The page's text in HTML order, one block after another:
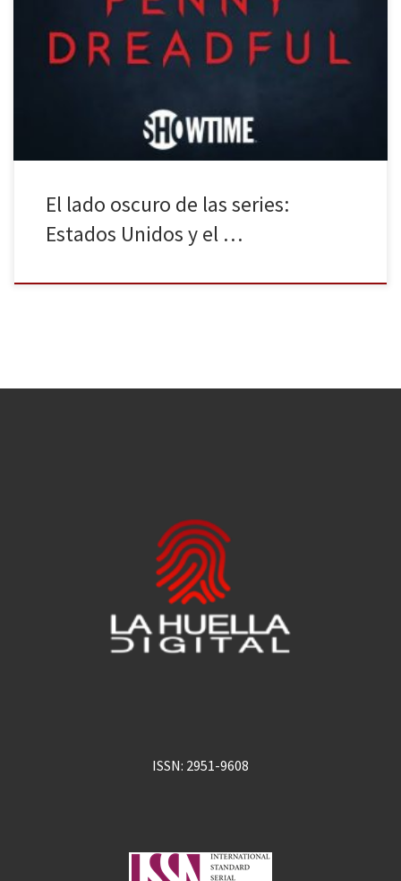
La nueva ficción televisiva se viste de negro y sangre. El morbo y el
sexo como epicentros de las nuevas historias de la televisión que
exploran el lado más siniestro de la humanidad. El último estreno:
Penny Dreadful. Si hacemos un repaso a los últimos productos de
El lado oscuro de las series:
Estados Unidos y el …
ISSN: 2951-9608